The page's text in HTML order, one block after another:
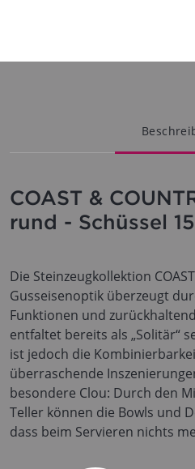
COAST &
rund - Schüssel
Die Steinzeugkollektion
Gusseisenoptik überzeugt
Funktionen und
entfaltet bereits als „Solitär“
ist jedoch die
überraschende
besondere Clou: Durch den
Teller können die Bowls und
dass beim Servieren nichts